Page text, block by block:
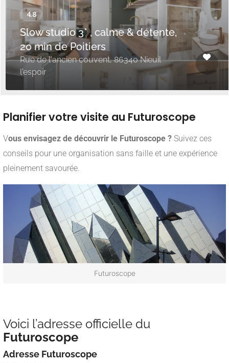
Slow studio 3* , calme & détente,
20 min de Poitiers
Rue de l'ancien couvent, 86340 Nieuil
l'espoir
Planifier votre visite au Futuroscope
Vous envisagez de découvrir le Futuroscope ? Suivez ces
conseils pour une organisation sans faille et une expérience
pleinement savourée.
Futuroscope
Voici l’adresse officielle du
Futuroscope
Adresse Futuroscope